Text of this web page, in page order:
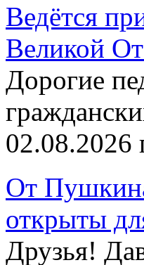
Ведётся
Великой
Дорогие
02.08.2026
От
открыты
Друзья!